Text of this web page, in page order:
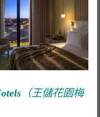
（王儲花園梅